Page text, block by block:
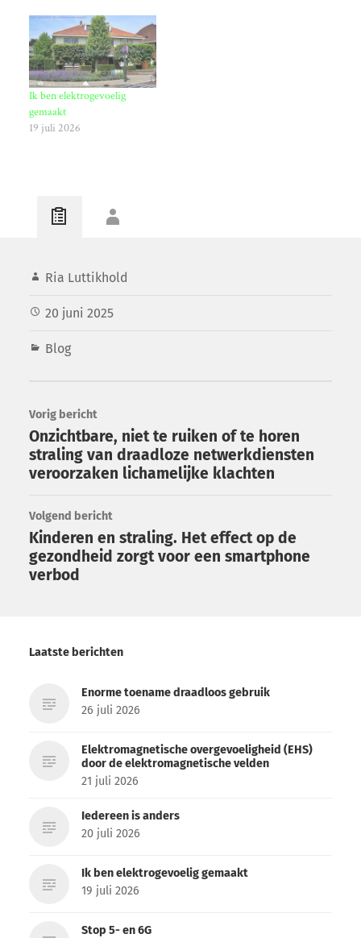
Ik ben elektrogevoelig
gemaakt
19 juli 2026
Ria Luttikhold
20 juni 2025
Blog
Vorig bericht
Onzichtbare, niet te ruiken of te horen
straling van draadloze netwerkdiensten
veroorzaken lichamelijke klachten
Volgend bericht
Kinderen en straling. Het effect op de
gezondheid zorgt voor een smartphone
verbod
Laatste berichten
Enorme toename draadloos gebruik
26 juli 2026
Elektromagnetische overgevoeligheid (EHS)
door de elektromagnetische velden
21 juli 2026
Iedereen is anders
20 juli 2026
Ik ben elektrogevoelig gemaakt
19 juli 2026
Stop 5- en 6G